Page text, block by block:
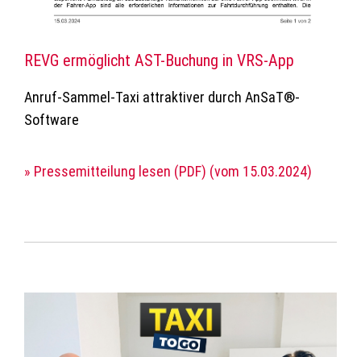
REVG ermöglicht AST-Buchung in VRS-App
Anruf-Sammel-Taxi attraktiver durch AnSaT®-
Software
» Pressemitteilung lesen (PDF) (vom 15.03.2024)